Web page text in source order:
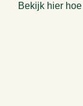
Bekijk hier